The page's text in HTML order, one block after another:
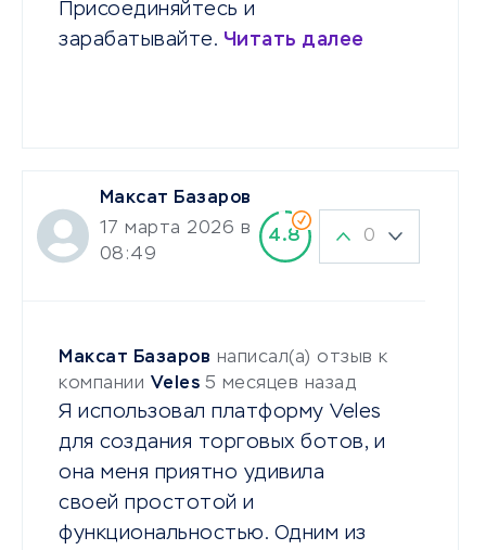
Присоединяйтесь и
зарабатывайте. Читать далее
Максат Базаров
17 марта 2026 в
08:49
4.8 0
Максат Базаров написал(а) отзыв к
компании Veles 5 месяцев назад
Я использовал платформу Veles
для создания торговых ботов, и
она меня приятно удивила
своей простотой и
функциональностью. Одним из